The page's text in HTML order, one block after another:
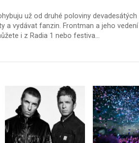
už od druhé poloviny devadesátých
a vydávat fanzin. Frontman a jeho
i z Radia 1 nebo festiva…